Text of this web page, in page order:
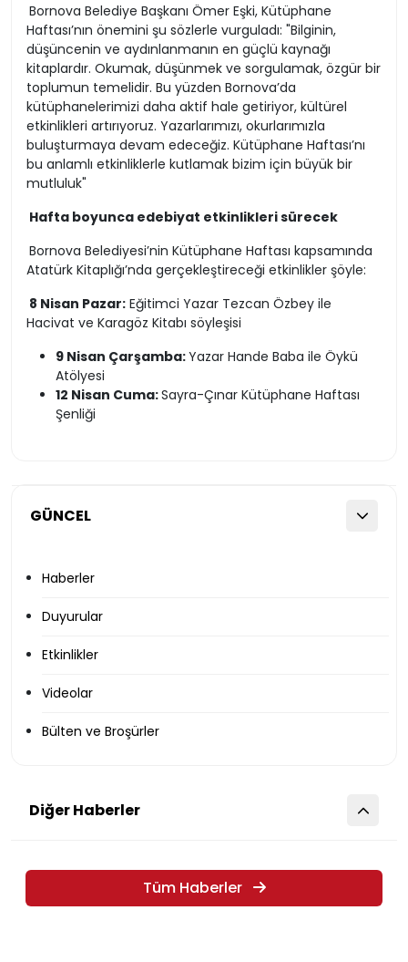
GÜNCEL
Haberler
Duyurular
Etkinlikler
Videolar
Bülten ve Broşürler
Bornova Belediye Başkanı Ömer Eşki, Kütüphane
Haftası’nın önemini şu sözlerle vurguladı: "Bilginin,
düşüncenin ve aydınlanmanın en güçlü kaynağı
kitaplardır. Okumak, düşünmek ve sorgulamak, özgür bir
toplumun temelidir. Bu yüzden Bornova’da
kütüphanelerimizi daha aktif hale getiriyor, kültürel
etkinlikleri artırıyoruz. Yazarlarımızı, okurlarımızla
buluşturmaya devam edeceğiz. Kütüphane Haftası’nı
bu anlamlı etkinliklerle kutlamak bizim için büyük bir
mutluluk"
Hafta boyunca edebiyat etkinlikleri sürecek
Bornova Belediyesi’nin Kütüphane Haftası kapsamında
Atatürk Kitaplığı’nda gerçekleştireceği etkinlikler şöyle:
8 Nisan Pazar: Eğitimci Yazar Tezcan Özbey ile
Hacivat ve Karagöz Kitabı söyleşisi
9 Nisan Çarşamba:Yazar Hande Baba ile Öykü
Atölyesi
12 Nisan Cuma:Sayra-Çınar Kütüphane Haftası
Şenliği
Diğer Haberler
Tüm Haberler